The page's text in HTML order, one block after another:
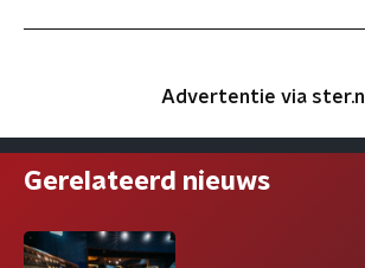
Advertentie via ster.nl
Gerelateerd nieuws